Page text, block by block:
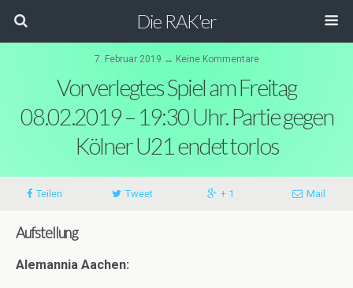
Die RAK'er
7. Februar 2019 ↔ Keine Kommentare
Vorverlegtes Spiel am Freitag
08.02.2019 – 19:30 Uhr. Partie gegen
Kölner U21 endet torlos
Teilen Tweet + 1 Mail
Aufstellung
Alemannia Aachen: